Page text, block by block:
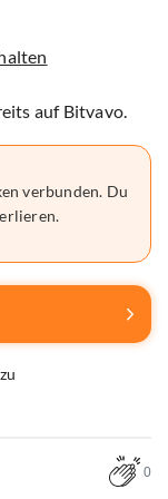
auf Bitvavo.
verbunden. Du
0